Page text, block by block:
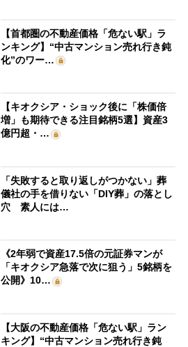
【首都圏の不動産価格「危ない駅」ラ
ンキング】“中古マンション売れ行き鈍
化”のワー…
【キオクシア・ショック後に「株価倍
増」も期待できる注目銘柄5選】資産3
億円超・…
「失敗すると取り返しがつかない」葬
儀社の手を借りない「DIY葬」の落とし
穴 素人には…
《2年弱で資産17.5倍の元証券マンが
「キオクシア急落で次に狙う」5銘柄を
公開》10…
【大阪の不動産価格「危ない駅」ラン
キング】“中古マンション売れ行き鈍